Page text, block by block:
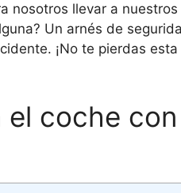
nosotros llevar a nuestros
Un arnés de
¡No te pierdas esta
el coche con